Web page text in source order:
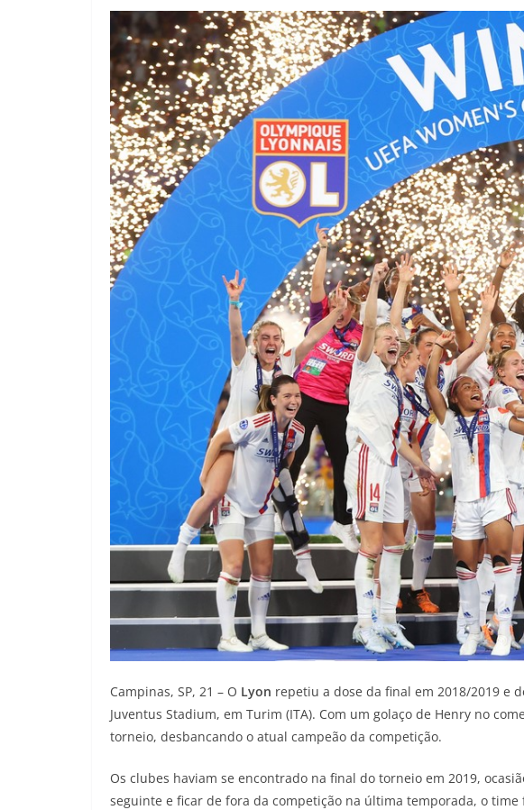
Campinas, SP, 21 – O Lyon repetiu a dose da final em 2018/2019 e
Juventus Stadium, em Turim (ITA). Com um golaço de Henry no
torneio, desbancando o atual campeão da competição.
Os clubes haviam se encontrado na final do torneio em 2019,
seguinte e ficar de fora da competição na última temporada, o time